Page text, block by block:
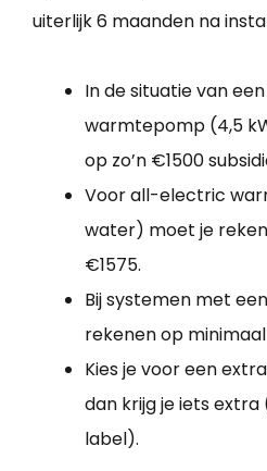
uiterlijk 6 maanden na
In de situatie van
warmtepomp (4,5
op zo’n €1500
Voor all-electric
water) moet je
€1575.
Bij systemen met
rekenen op minimaal
Kies je voor een
dan krijg je iets extra
label).